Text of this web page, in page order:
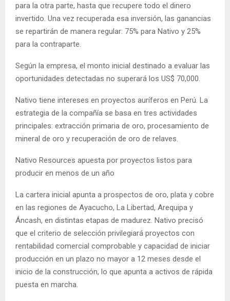
para la otra parte, hasta que recupere todo el dinero
invertido. Una vez recuperada esa inversión, las ganancias
se repartirán de manera regular: 75% para Nativo y 25%
para la contraparte.
Según la empresa, el monto inicial destinado a evaluar las
oportunidades detectadas no superará los US$ 70,000.
Nativo tiene intereses en proyectos auríferos en Perú. La
estrategia de la compañía se basa en tres actividades
principales: extracción primaria de oro, procesamiento de
mineral de oro y recuperación de oro de relaves.
Nativo Resources apuesta por proyectos listos para
producir en menos de un año
La cartera inicial apunta a prospectos de oro, plata y cobre
en las regiones de Ayacucho, La Libertad, Arequipa y
Áncash, en distintas etapas de madurez. Nativo precisó
que el criterio de selección privilegiará proyectos con
rentabilidad comercial comprobable y capacidad de iniciar
producción en un plazo no mayor a 12 meses desde el
inicio de la construcción, lo que apunta a activos de rápida
puesta en marcha.